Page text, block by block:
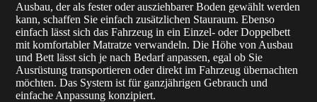
Ausbau, der als fester oder ausziehbarer Boden gewählt werden
kann, schaffen Sie einfach zusätzlichen Stauraum. Ebenso
einfach lässt sich das Fahrzeug in ein Einzel- oder Doppelbett
mit komfortabler Matratze verwandeln. Die Höhe von Ausbau
und Bett lässt sich je nach Bedarf anpassen, egal ob Sie
Ausrüstung transportieren oder direkt im Fahrzeug übernachten
möchten. Das System ist für ganzjährigen Gebrauch und
einfache Anpassung konzipiert.